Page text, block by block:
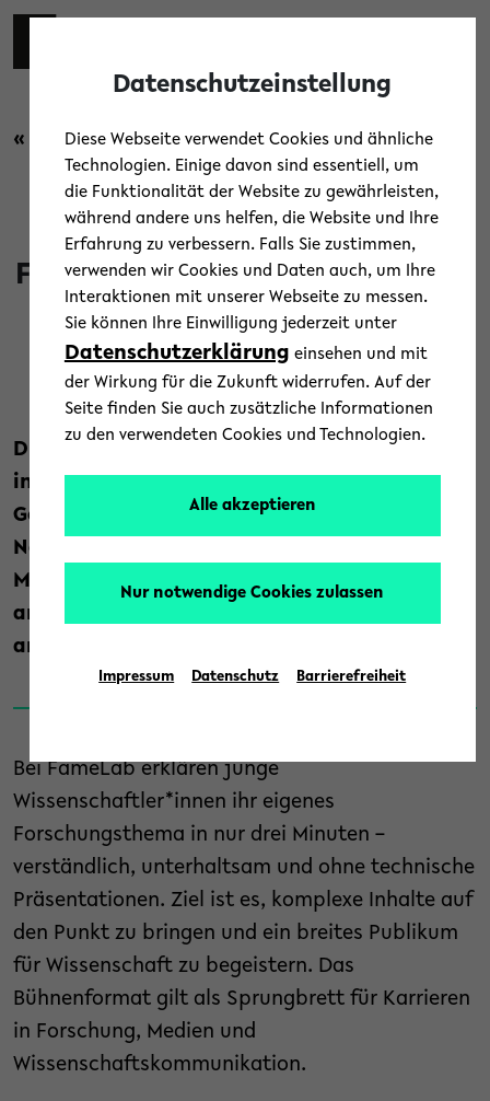
Skip to main content
« Zurück zur Übersicht
Campus News Uni-Leben
FameLab Germany 2026 startet
am 10. März
17. Februar 2026
Text: Wissenswerkstadt
Drei Minuten, eine Bühne, ein Thema: Der
internationale Wettbewerb FameLab
Germany startet in die nächste Runde.
Nachwuchsforschende können sich bis zum 10.
März für den Vorentscheid in Bielefeld
anmelden. Die Wissenswerkstadt Bielefeld ist
am 26. März wieder Gastgeberin.
Bei FameLab erklären junge
Wissenschaftler*innen ihr eigenes
Forschungsthema in nur drei Minuten –
verständlich, unterhaltsam und ohne technische
Präsentationen. Ziel ist es, komplexe Inhalte auf
den Punkt zu bringen und ein breites Publikum
für Wissenschaft zu begeistern. Das
Bühnenformat gilt als Sprungbrett für Karrieren
in Forschung, Medien und
Wissenschaftskommunikation.
Datenschutzeinstellung
Diese Webseite verwendet Cookies und ähnliche
Technologien. Einige davon sind essentiell, um
die Funktionalität der Website zu gewährleisten,
während andere uns helfen, die Website und Ihre
Erfahrung zu verbessern. Falls Sie zustimmen,
verwenden wir Cookies und Daten auch, um Ihre
Interaktionen mit unserer Webseite zu messen.
Sie können Ihre Einwilligung jederzeit unter
Datenschutzerklärung einsehen und mit
der Wirkung für die Zukunft widerrufen. Auf der
Seite finden Sie auch zusätzliche Informationen
zu den verwendeten Cookies und Technologien.
Alle akzeptieren
Nur notwendige Cookies zulassen
Impressum Datenschutz Barrierefreiheit